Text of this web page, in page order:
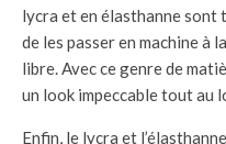
lycra et en élasthanne
de les passer en machine à
libre. Avec ce genre de
un look impeccable tout au
Enfin, le lycra et